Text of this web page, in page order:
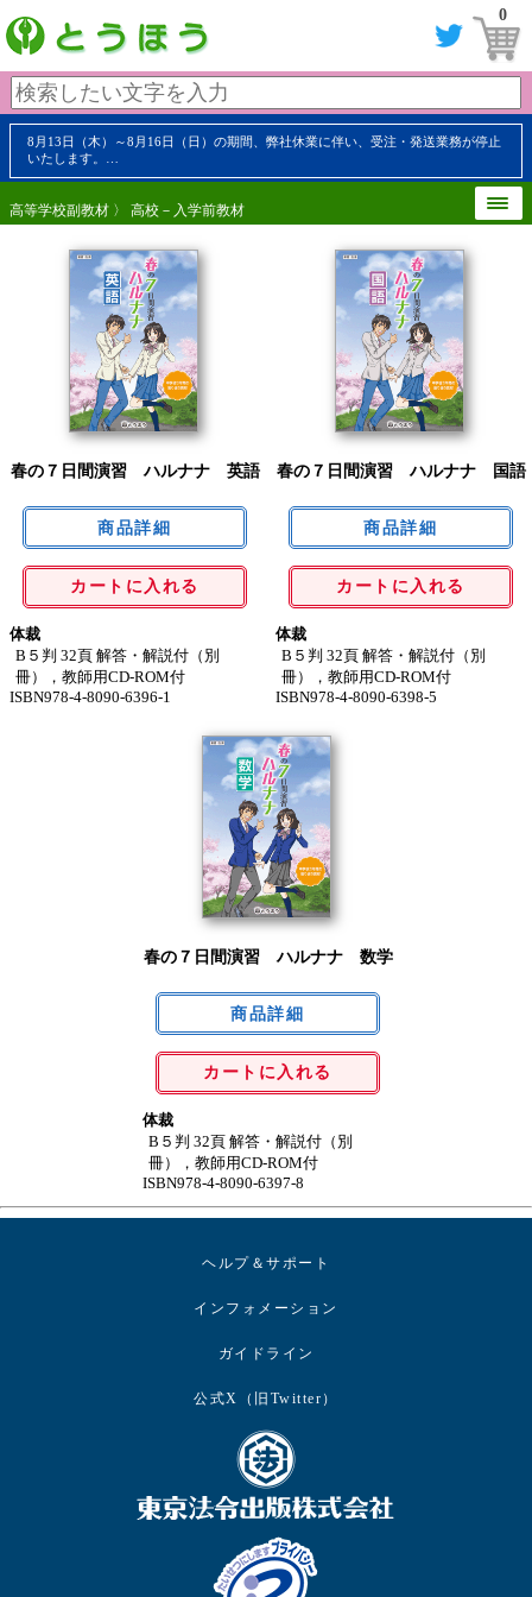
0
8月13日（木）～8月16日（日）の期間、弊社休業に伴い、受注・発送業務が停止
いたします。…
高等学校副教材 〉 高校－入学前教材
春の７日間演習 ハルナナ 英語
カートに入れる
体裁
B５判 32頁 解答・解説付（別
冊），教師用CD-ROM付
ISBN978-4-8090-6396-1
春の７日間演習 ハルナナ 国語
カートに入れる
体裁
B５判 32頁 解答・解説付（別
冊），教師用CD-ROM付
ISBN978-4-8090-6398-5
春の７日間演習 ハルナナ 数学
カートに入れる
体裁
B５判 32頁 解答・解説付（別
冊），教師用CD-ROM付
ISBN978-4-8090-6397-8
ヘルプ＆サポート
インフォメーション
ガイドライン
公式X（旧Twitter）